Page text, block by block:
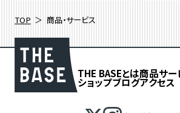
TOP 商品・サービス
THE BASEとは商品サー
ショップブログアクセス